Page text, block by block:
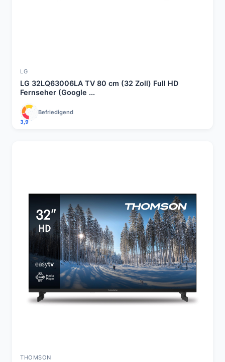
LG
LG 32LQ63006LA TV 80 cm (32 Zoll) Full HD
Fernseher (Google ...
3,9
Befriedigend
THOMSON